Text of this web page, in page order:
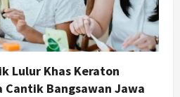
Lulur Khas Keraton
Cantik Bangsawan Jawa